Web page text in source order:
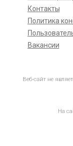
Контакты
Политика
Вакансии
Веб-сайт не
На